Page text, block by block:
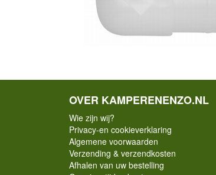
OVER KAMPERENENZO.NL
Wie zijn wij?
Privacy-en cookieverklaring
Algemene voorwaarden
Verzending & verzendkosten
Afhalen van uw bestelling